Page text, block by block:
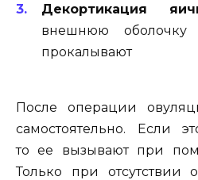
Декортикация
внешнюю
прокалывают
После операции
самостоятельно. Если
то ее вызывают при
Только при отсутствии